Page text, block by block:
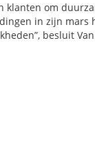
klanten om
in zijn mars
besluit